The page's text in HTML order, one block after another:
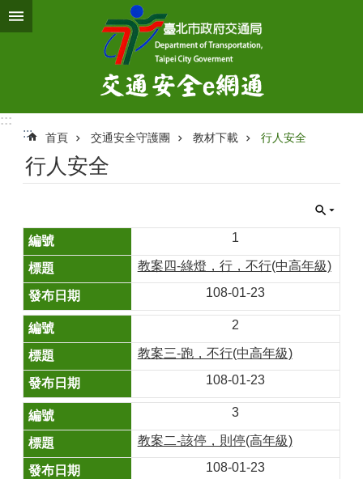
跳到主要內容區塊
:::
:::
首頁 交通安全守護團 教材下載 行人安全
行人安全
1
教案四-綠燈，行，不行(中高年級)
108-01-23
2
教案三-跑，不行(中高年級)
108-01-23
3
教案二-該停，則停(高年級)
108-01-23